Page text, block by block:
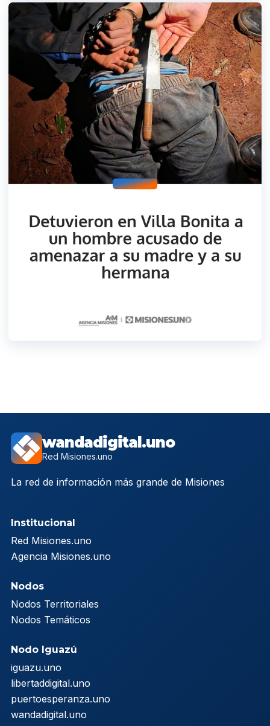
wandadigital.uno
Red Misiones.uno
La red de información más grande de Misiones
Institucional
Red Misiones.uno
Agencia Misiones.uno
Nodos
Nodos Territoriales
Nodos Temáticos
Nodo Iguazú
iguazu.uno
libertaddigital.uno
puertoesperanza.uno
wandadigital.uno